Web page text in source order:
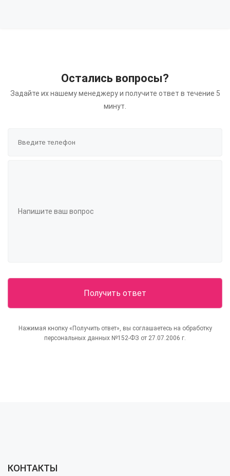
Остались вопросы?
Задайте их нашему менеджеру и получите ответ в течение 5
минут.
Нажимая кнопку «Получить ответ», вы соглашаетесь на обработку
персональных данных №152-ФЗ от 27.07.2006 г.
КОНТАКТЫ